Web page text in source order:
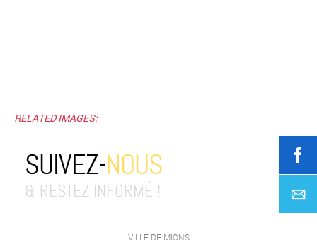
RELATED IMAGES:
SUIVEZ-NOUS
& RESTEZ INFORMÉ !
VILLE DE MIONS